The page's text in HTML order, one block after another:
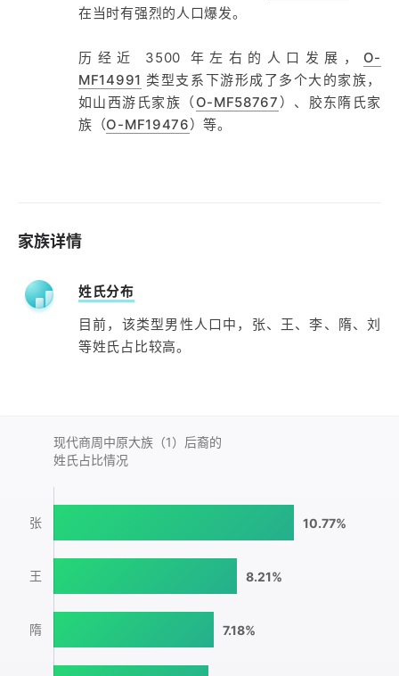
在当时有强烈的人口爆发。
历经近 3500 年左右的人口发展， O-
MF14991 类型支系下游形成了多个大的家族，
如山西游氏家族（ O-MF58767 ）、胶东隋氏家
族（O-MF19476）等。
家族详情
姓氏分布
目前，该类型男性人口中，张、王、李、隋、刘
等姓氏占比较高。
现代商周中原大族（1）后裔的
姓氏占比情况
10.77%
张
8.21%
王
7.18%
隋